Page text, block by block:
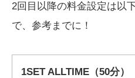
2回目以降の料金設定は以
で、参考までに！
1SET ALLTIME（50分）